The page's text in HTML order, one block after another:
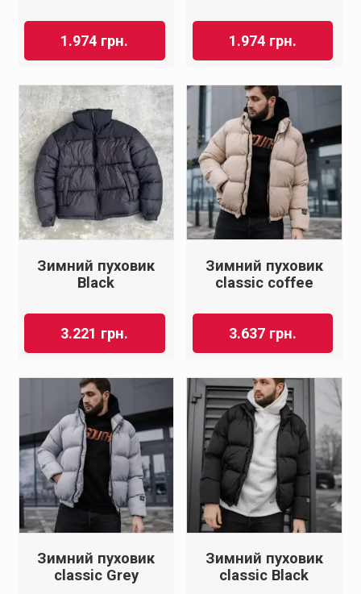
1.974 грн. 1.974 грн.
Зимний пуховик
Black
3.221 грн.
Зимний пуховик
classic coffee
3.637 грн.
Зимний пуховик
classic Grey
Зимний пуховик
classic Black